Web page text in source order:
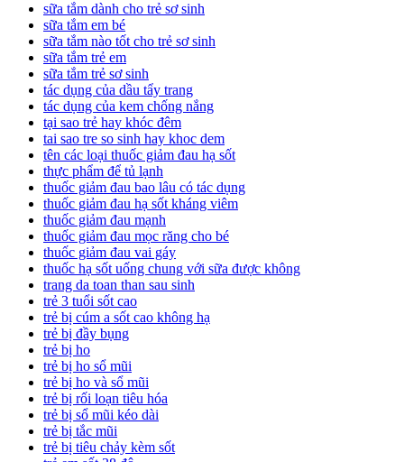
sữa tắm dành cho trẻ sơ sinh
sữa tắm em bé
sữa tắm nào tốt cho trẻ sơ sinh
sữa tắm trẻ em
sữa tắm trẻ sơ sinh
tác dụng của dầu tẩy trang
tác dụng của kem chống nắng
tại sao trẻ hay khóc đêm
tai sao tre so sinh hay khoc dem
tên các loại thuốc giảm đau hạ sốt
thực phẩm để tủ lạnh
thuốc giảm đau bao lâu có tác dụng
thuốc giảm đau hạ sốt kháng viêm
thuốc giảm đau mạnh
thuốc giảm đau mọc răng cho bé
thuốc giảm đau vai gáy
thuốc hạ sốt uống chung với sữa được không
trang da toan than sau sinh
trẻ 3 tuổi sốt cao
trẻ bị cúm a sốt cao không hạ
trẻ bị đầy bụng
trẻ bị ho
trẻ bị ho sổ mũi
trẻ bị ho và sổ mũi
trẻ bị rối loạn tiêu hóa
trẻ bị sổ mũi kéo dài
trẻ bị tắc mũi
trẻ bị tiêu chảy kèm sốt